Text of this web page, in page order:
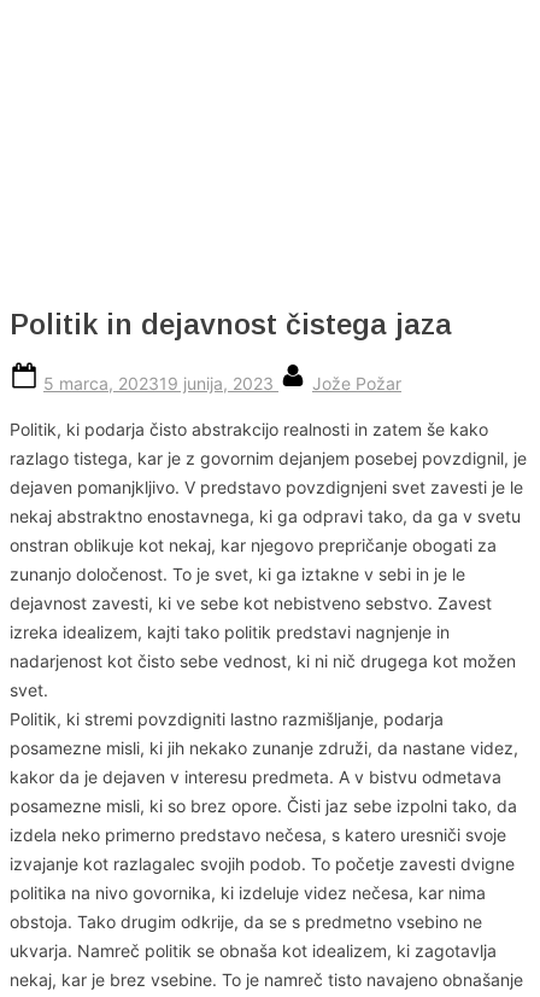
Politik in dejavnost čistega jaza
Posted
5 marca, 202319 junija, 2023 By
Jože Požar
Politik, ki podarja čisto abstrakcijo realnosti in zatem še kako
razlago tistega, kar je z govornim dejanjem posebej povzdignil, je
dejaven pomanjkljivo. V predstavo povzdignjeni svet zavesti je le
nekaj abstraktno enostavnega, ki ga odpravi tako, da ga v svetu
onstran oblikuje kot nekaj, kar njegovo prepričanje obogati za
zunanjo določenost. To je svet, ki ga iztakne v sebi in je le
dejavnost zavesti, ki ve sebe kot nebistveno sebstvo. Zavest
izreka idealizem, kajti tako politik predstavi nagnjenje in
nadarjenost kot čisto sebe vednost, ki ni nič drugega kot možen
svet.
Politik, ki stremi povzdigniti lastno razmišljanje, podarja
posamezne misli, ki jih nekako zunanje združi, da nastane videz,
kakor da je dejaven v interesu predmeta. A v bistvu odmetava
posamezne misli, ki so brez opore. Čisti jaz sebe izpolni tako, da
izdela neko primerno predstavo nečesa, s katero uresniči svoje
izvajanje kot razlagalec svojih podob. To početje zavesti dvigne
politika na nivo govornika, ki izdeluje videz nečesa, kar nima
obstoja. Tako drugim odkrije, da se s predmetno vsebino ne
ukvarja. Namreč politik se obnaša kot idealizem, ki zagotavlja
nekaj, kar je brez vsebine. To je namreč tisto navajeno obnašanje